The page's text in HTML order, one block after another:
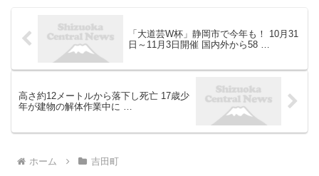
「大道芸W杯」静岡市で今年も！ 10月31
日～11月3日開催 国内外から58 …
高さ約12メートルから落下し死亡 17歳少
年が建物の解体作業中に …
ホーム 吉田町